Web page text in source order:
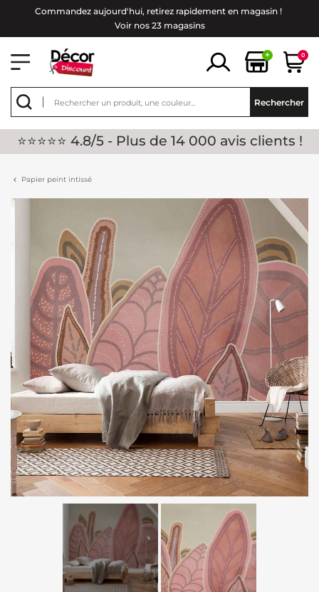
Commandez aujourd'hui, retirez rapidement en magasin !
Voir nos 23 magasins
+ 0
Rechercher
⭐⭐⭐⭐⭐ 4.8/5 - Plus de 14 000 avis clients !
Papier peint intissé